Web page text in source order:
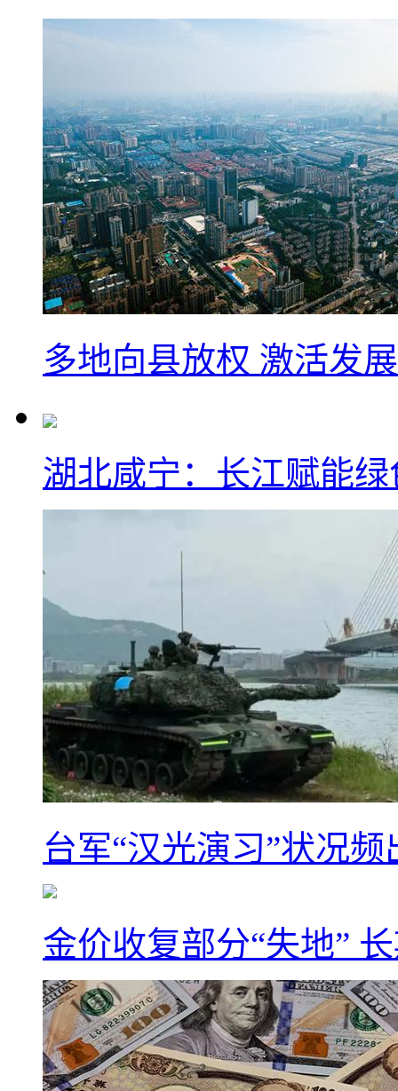
多地向县放权 激活发
湖北咸宁：长江赋能
台军“汉光演习”状况
金价收复部分“失地”